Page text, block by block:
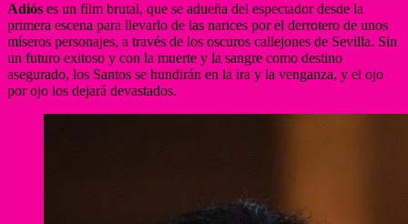
Adiós es un film brutal, que se adueña del espectador desde la
primera escena para llevarlo de las narices por el derrotero de unos
míseros personajes, a través de los oscuros callejones de Sevilla. Sin
un futuro exitoso y con la muerte y la sangre como destino
asegurado, los Santos se hundirán en la ira y la venganza, y el ojo
por ojo los dejará devastados.